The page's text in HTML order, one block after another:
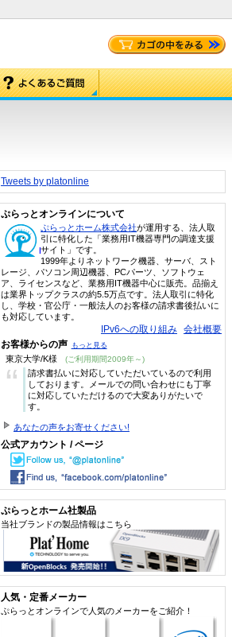
Tweets by platonline
ぷらっとオンラインについて
ぷらっとホーム株式会社が運用する、法人取
引に特化した「業務用IT機器専門の調達支援
サイト」です。
1999年よりネットワーク機器、サーバ、スト
レージ、パソコン周辺機器、PCパーツ、ソフトウェ
ア、ライセンスなど、業務用IT機器中心に販売。品揃え
は業界トップクラスの約5.5万点です。法人取引に特化
し、学校・官公庁・一般法人のお客様の請求書後払いに
も対応しています。
IPv6への取り組み 会社概要
お客様からの声 もっと見る
東京大学/K様 (ご利用期間2009年～)
“
請求書払いに対応していただいているので利用
しております。メールでの問い合わせにも丁寧
に対応していただけるので大変ありがたいで
す。
あなたの声をお寄せください!
公式アカウント / ページ
ぷらっとホーム社製品
当社ブランドの製品情報はこちら
人気・定番メーカー
ぷらっとオンラインで人気のメーカーをご紹介！